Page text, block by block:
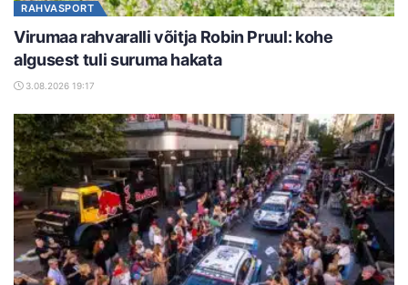
RAHVASPORT
Virumaa rahvaralli võitja Robin Pruul: kohe
algusest tuli suruma hakata
3.08.2026 19:17